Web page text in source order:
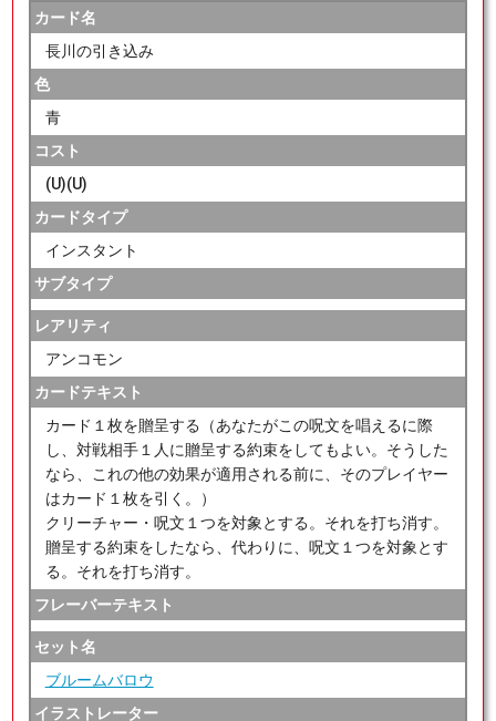
カード名
長川の引き込み
色
青
コスト
(U)(U)
カードタイプ
インスタント
サブタイプ
レアリティ
アンコモン
カードテキスト
カード１枚を贈呈する（あなたがこの呪文を唱えるに際
し、対戦相手１人に贈呈する約束をしてもよい。そうした
なら、これの他の効果が適用される前に、そのプレイヤー
はカード１枚を引く。）
クリーチャー・呪文１つを対象とする。それを打ち消す。
贈呈する約束をしたなら、代わりに、呪文１つを対象とす
る。それを打ち消す。
フレーバーテキスト
セット名
ブルームバロウ
イラストレーター